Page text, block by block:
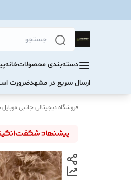
دسته‌بندی محصولاتخانه
ارسال سریع در مشهدضرورت استفاده از شارژر
فروشگاه دیجیتالی جانبی موبایل